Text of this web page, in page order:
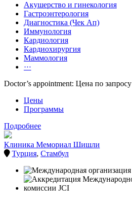
Акушерство и гинекология
Гастроэнтерология
Диагностика (Чек Ап)
Иммунология
Кардиология
Кардиохирургия
Маммология
···
Doctor’s appointment: Цена по запросу
Цены
Программы
Подробнее
Клиника Мемориал Шишли
Турция, Стамбул